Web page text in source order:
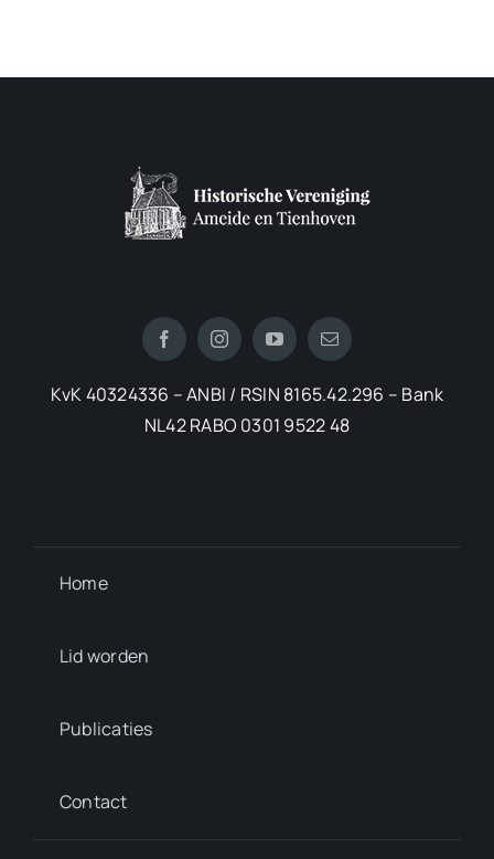
KvK 40324336 – ANBI / RSIN 8165.42.296 – Bank
NL42 RABO 0301 9522 48
Home
Lid worden
Publicaties
Contact